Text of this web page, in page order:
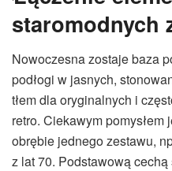
staromodnych
Nowoczesna zostaje baza
podłogi w jasnych,
tłem dla oryginalnych i
retro. Ciekawym pomysłem
obrębie jednego zestawu,
z lat 70. Podstawową cechą